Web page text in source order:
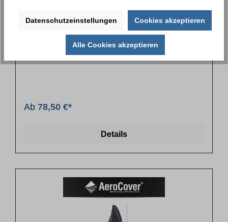
65 x 60 x 55/105 cm 68 x 68 x 67/115 cm
Ab 78,50 €*
Details
Datenschutzeinstellungen Cookies akzeptieren
Alle Cookies akzeptieren